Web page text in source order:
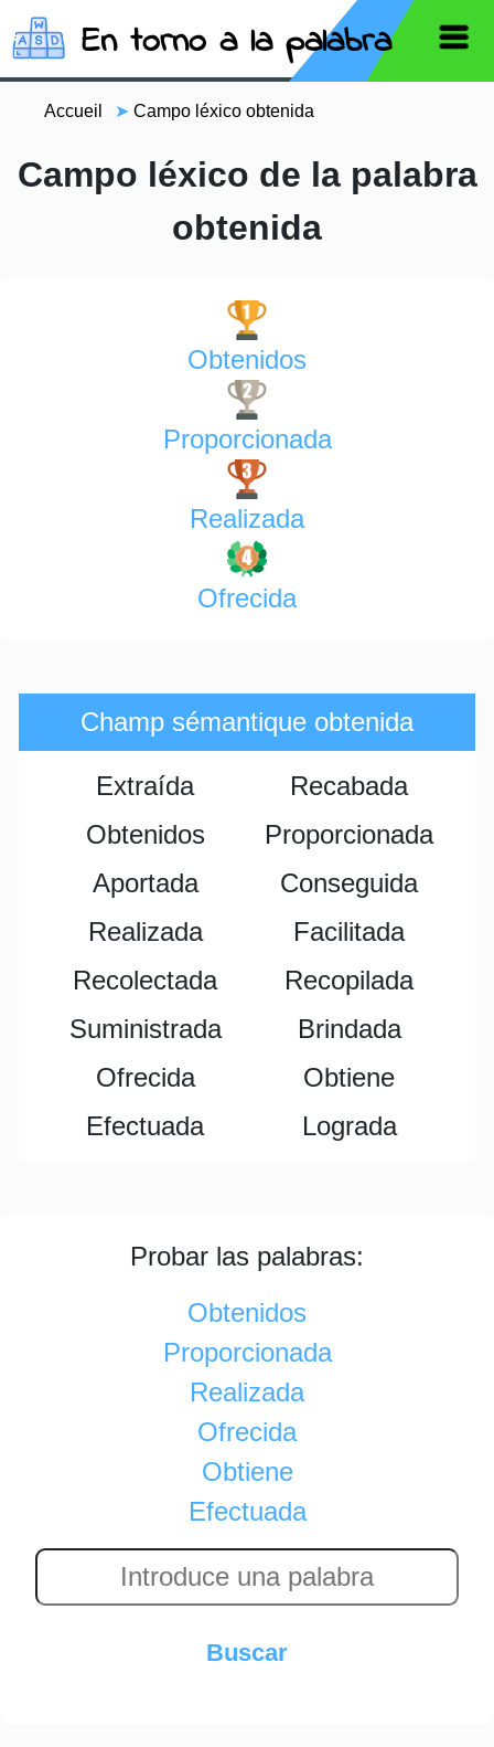
En torno a la palabra
Accueil ➤ Campo léxico obtenida
Campo léxico de la palabra
obtenida
Obtenidos
Proporcionada
Realizada
Ofrecida
Champ sémantique obtenida
Extraída
Recabada
Obtenidos
Proporcionada
Aportada
Conseguida
Realizada
Facilitada
Recolectada
Recopilada
Suministrada
Brindada
Ofrecida
Obtiene
Efectuada
Lograda
Probar las palabras:
Obtenidos
Proporcionada
Realizada
Ofrecida
Obtiene
Efectuada